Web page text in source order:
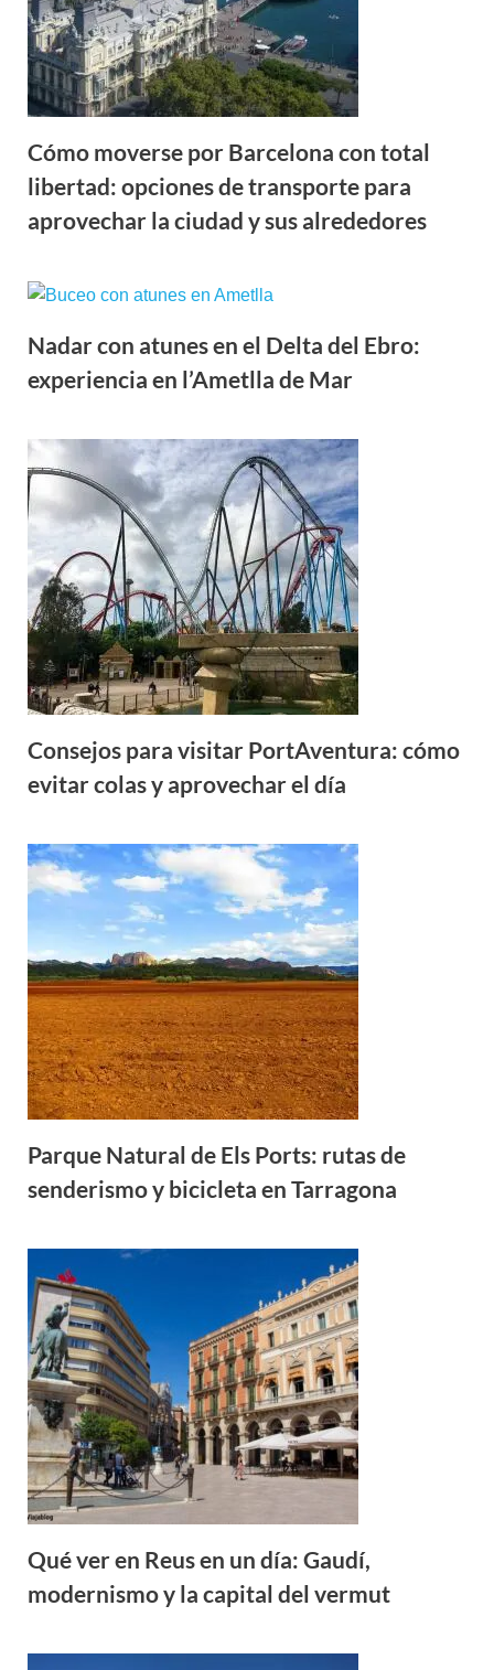
Cómo moverse por Barcelona con total
libertad: opciones de transporte para
aprovechar la ciudad y sus alrededores
Nadar con atunes en el Delta del Ebro:
experiencia en l’Ametlla de Mar
Consejos para visitar PortAventura: cómo
evitar colas y aprovechar el día
Parque Natural de Els Ports: rutas de
senderismo y bicicleta en Tarragona
Qué ver en Reus en un día: Gaudí,
modernismo y la capital del vermut